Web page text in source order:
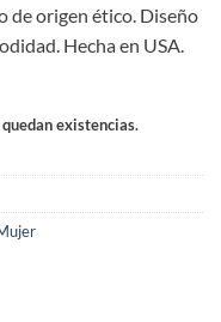
de origen ético. Diseño
Hecha en USA.
existencias.